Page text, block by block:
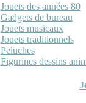
Jouets des années 80
Gadgets de bureau
Jouets musicaux
Jouets traditionnels
Peluches
Figurines dessins